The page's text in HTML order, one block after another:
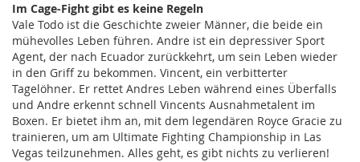
Im Cage-Fight gibt es keine Regeln
Vale Todo ist die Geschichte zweier Männer, die beide ein
mühevolles Leben führen. Andre ist ein depressiver Sport
Agent, der nach Ecuador zurückkehrt, um sein Leben wieder
in den Griff zu bekommen. Vincent, ein verbitterter
Tagelöhner. Er rettet Andres Leben während eines Überfalls
und Andre erkennt schnell Vincents Ausnahmetalent im
Boxen. Er bietet ihm an, mit dem legendären Royce Gracie zu
trainieren, um am Ultimate Fighting Championship in Las
Vegas teilzunehmen. Alles geht, es gibt nichts zu verlieren!